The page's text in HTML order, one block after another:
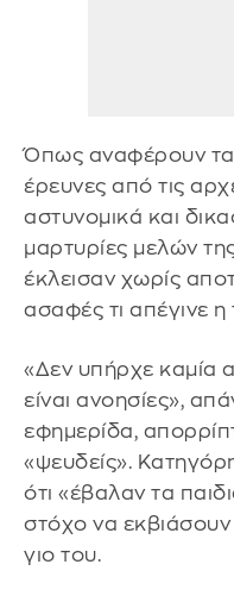
Όπως αναφέρουν τα
έρευνες από τις
αστυνομικά και
μαρτυρίες μελών
έκλεισαν χωρίς
ασαφές τι απέγινε η
«Δεν υπήρχε καμία
είναι ανοησίες»,
εφημερίδα,
«ψευδείς».
ότι «έβαλαν τα
στόχο να
γιο του.